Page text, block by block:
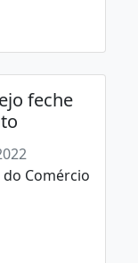
feche
Comércio